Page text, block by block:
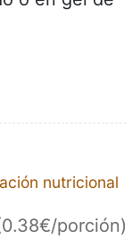
nutricional
porción)